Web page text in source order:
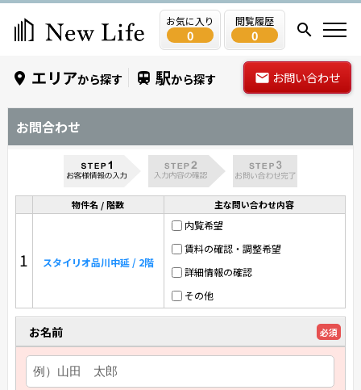
お気に入り
0
閲覧履歴
0
エリアから探す 駅から探す お問い合わせ
お問合わせ
物件名 / 階数 主な問い合わせ内容
1 スタイリオ品川中延 / 2階
内覧希望
賃料の確認・調整希望
詳細情報の確認
その他
お名前 必須